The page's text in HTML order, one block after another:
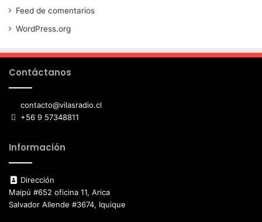
Feed de comentarios
WordPress.org
Contáctanos
contacto@vilasradio.cl
+56 9 57348811
Información
Dirección
Maipú #652 oficina 11, Arica
Salvador Allende #3674, Iquique